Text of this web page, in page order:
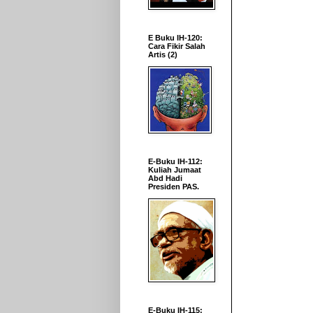
E Buku IH-120:
Cara Fikir Salah
Artis (2)
E-Buku IH-112:
Kuliah Jumaat
Abd Hadi
Presiden PAS.
E-Buku IH-115: